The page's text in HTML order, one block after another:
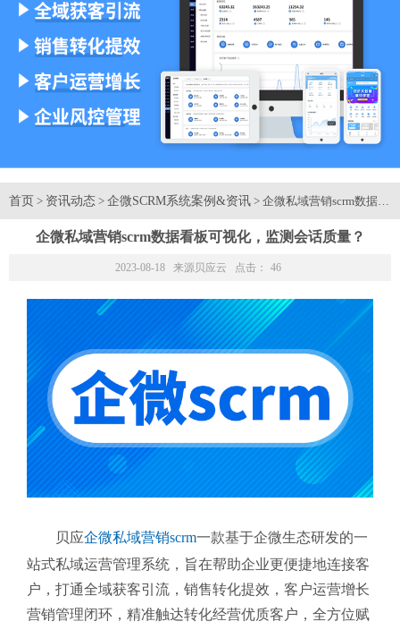
首页 > 资讯动态 > 企微SCRM系统案例&资讯 > 企微私域营销scrm数据
企微私域营销scrm数据看板可视化，监测会话质量？
2023-08-18 来源贝应云 点击： 46
贝应企微私域营销scrm一款基于企微生态研发的一
站式私域运营管理系统，旨在帮助企业更便捷地连接客
户，打通全域获客引流，销售转化提效，客户运营增长
营销管理闭环，精准触达转化经营优质客户，全方位赋